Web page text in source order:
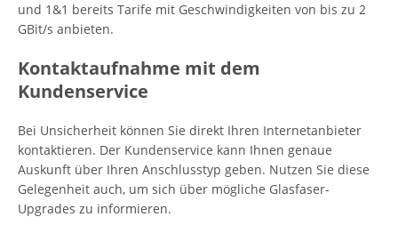
und 1&1 bereits Tarife mit Geschwindigkeiten von bis zu 2
GBit/s anbieten.
Kontaktaufnahme mit dem
Kundenservice
Bei Unsicherheit können Sie direkt Ihren Internetanbieter
kontaktieren. Der Kundenservice kann Ihnen genaue
Auskunft über Ihren Anschlusstyp geben. Nutzen Sie diese
Gelegenheit auch, um sich über mögliche Glasfaser-
Upgrades zu informieren.